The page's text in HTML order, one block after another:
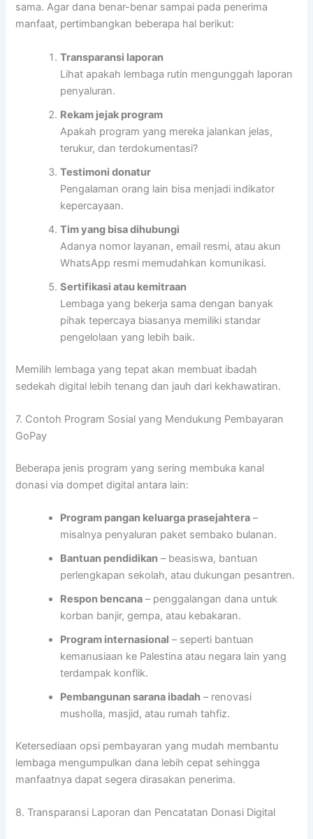
sama. Agar dana benar-benar sampai pada penerima
manfaat, pertimbangkan beberapa hal berikut:
Transparansi laporan
Lihat apakah lembaga rutin mengunggah laporan
penyaluran.
Rekam jejak program
Apakah program yang mereka jalankan jelas,
terukur, dan terdokumentasi?
Testimoni donatur
Pengalaman orang lain bisa menjadi indikator
kepercayaan.
Tim yang bisa dihubungi
Adanya nomor layanan, email resmi, atau akun
WhatsApp resmi memudahkan komunikasi.
Sertifikasi atau kemitraan
Lembaga yang bekerja sama dengan banyak
pihak tepercaya biasanya memiliki standar
pengelolaan yang lebih baik.
Memilih lembaga yang tepat akan membuat ibadah
sedekah digital lebih tenang dan jauh dari kekhawatiran.
7. Contoh Program Sosial yang Mendukung Pembayaran
GoPay
Beberapa jenis program yang sering membuka kanal
donasi via dompet digital antara lain:
Program pangan keluarga prasejahtera –
misalnya penyaluran paket sembako bulanan.
Bantuan pendidikan – beasiswa, bantuan
perlengkapan sekolah, atau dukungan pesantren.
Respon bencana – penggalangan dana untuk
korban banjir, gempa, atau kebakaran.
Program internasional – seperti bantuan
kemanusiaan ke Palestina atau negara lain yang
terdampak konflik.
Pembangunan sarana ibadah – renovasi
musholla, masjid, atau rumah tahfiz.
Ketersediaan opsi pembayaran yang mudah membantu
lembaga mengumpulkan dana lebih cepat sehingga
manfaatnya dapat segera dirasakan penerima.
8. Transparansi Laporan dan Pencatatan Donasi Digital